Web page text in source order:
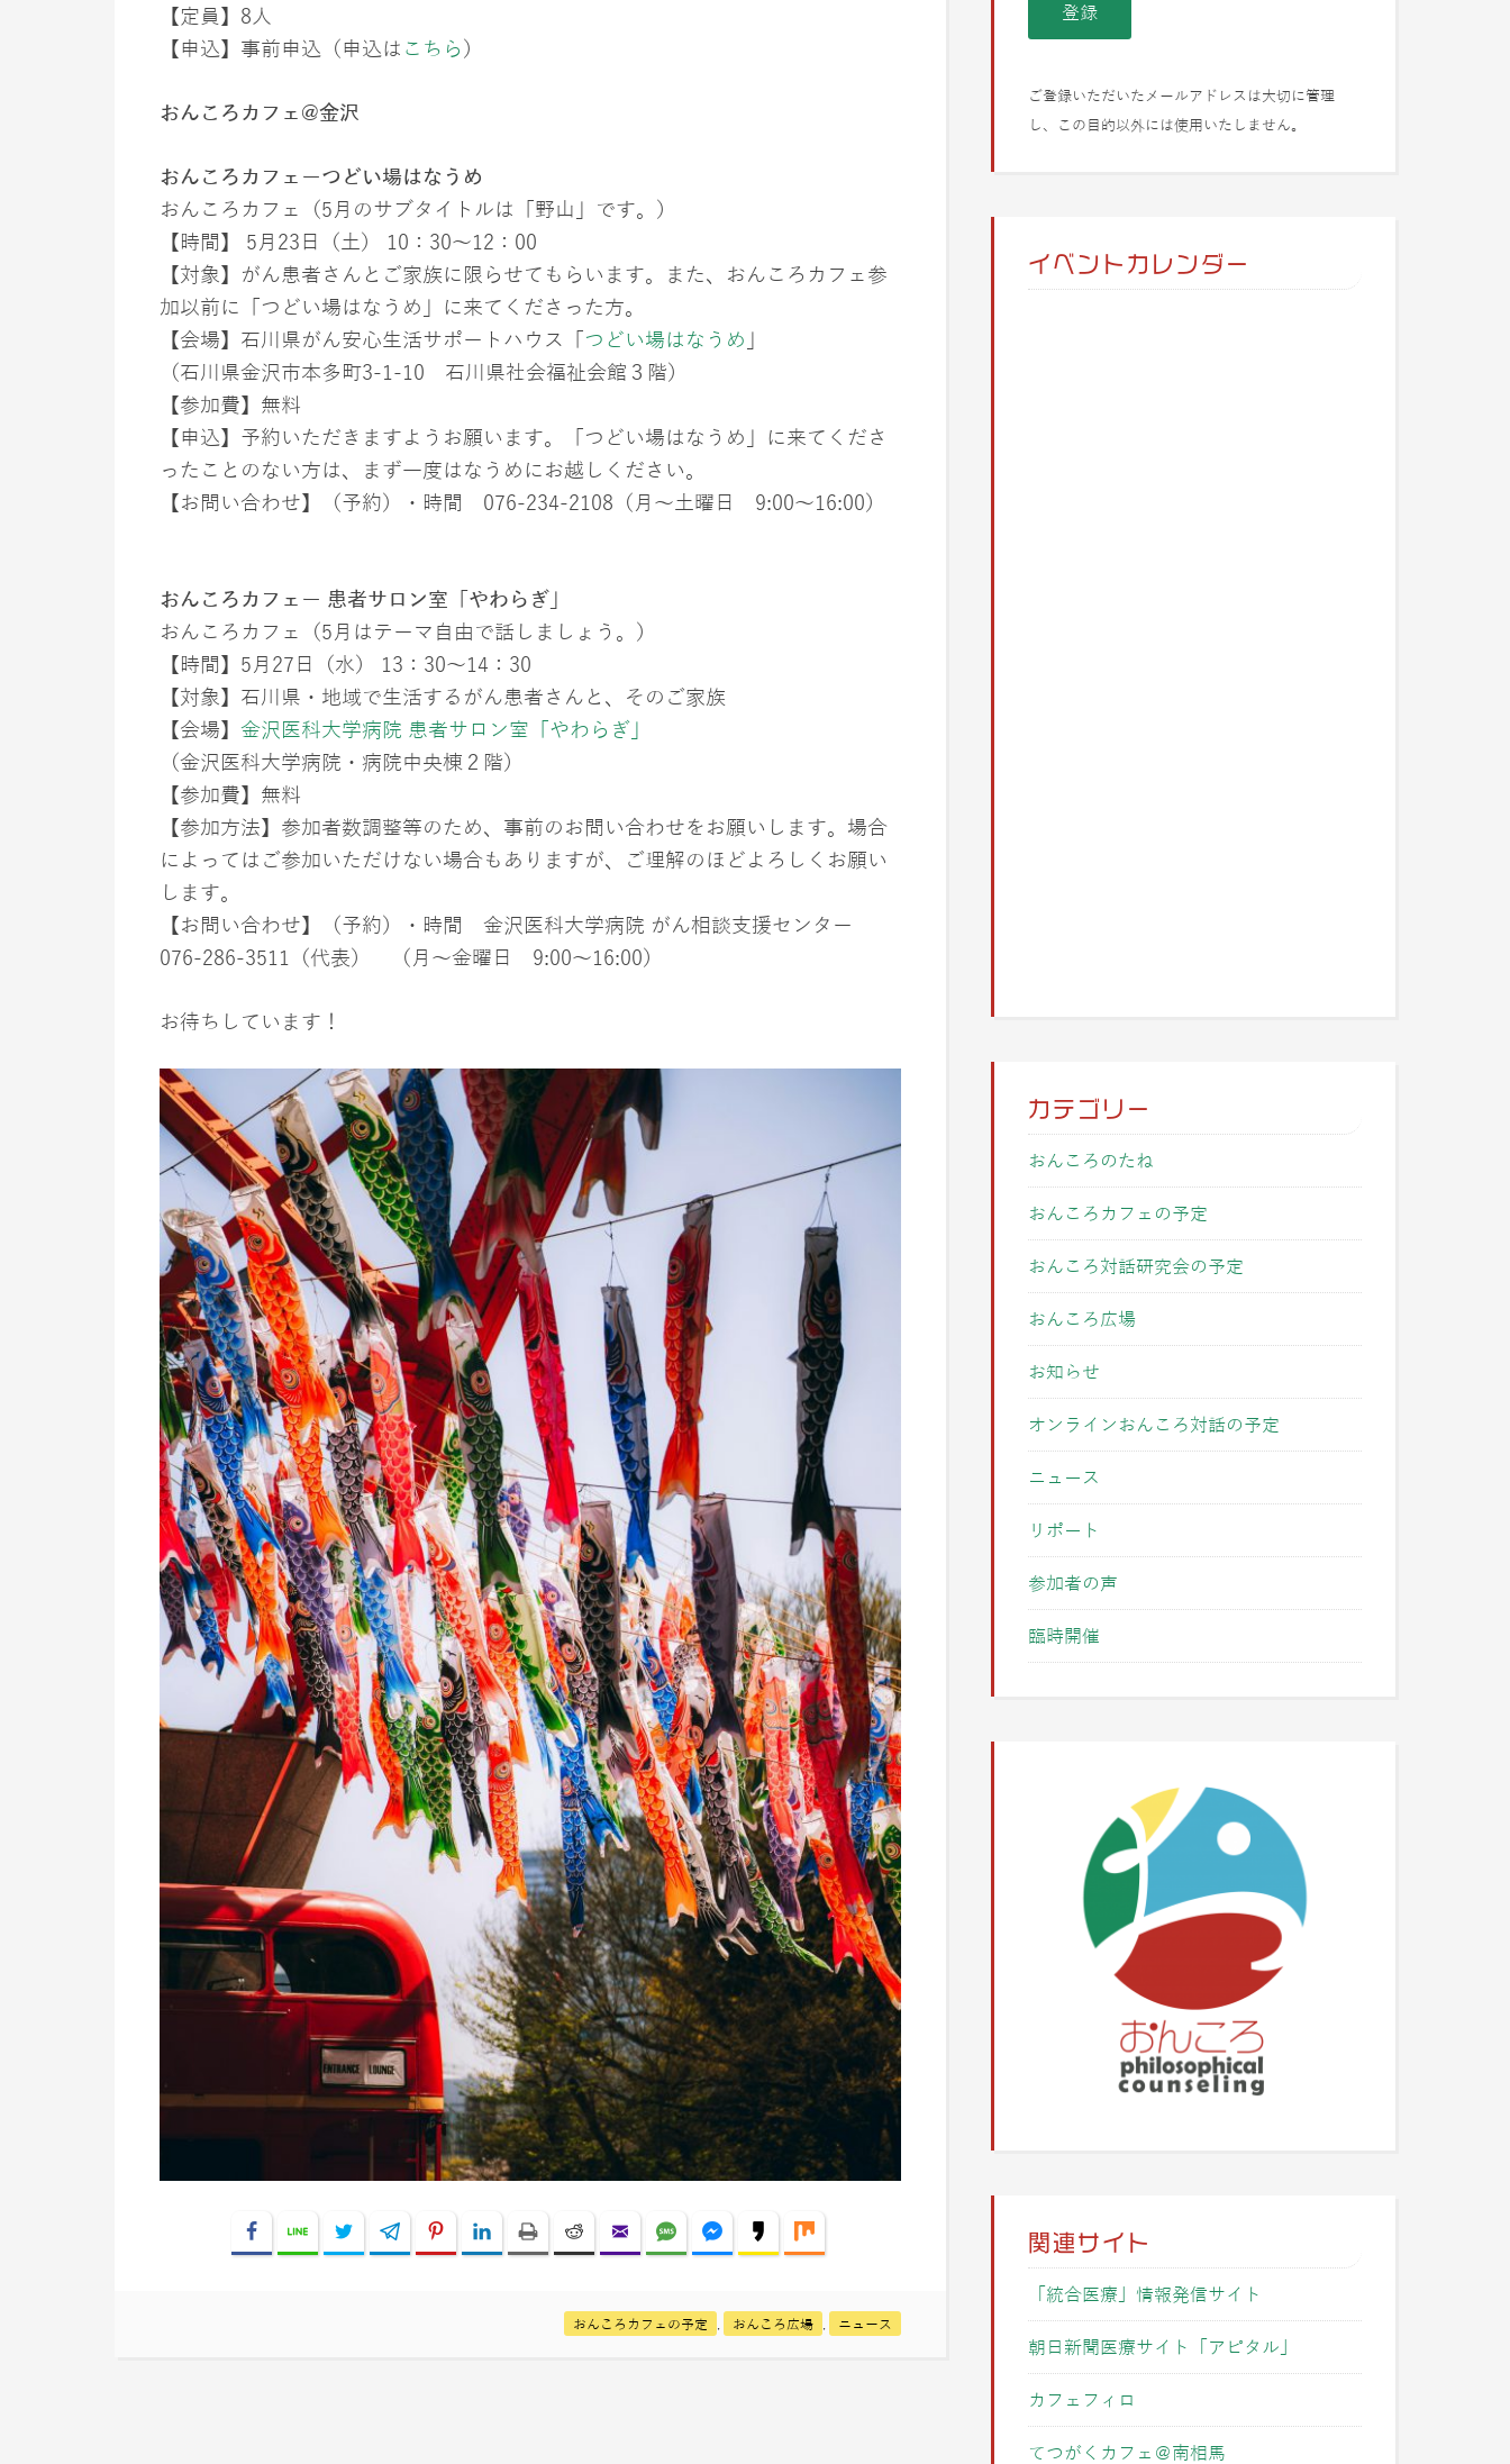
【定員】8人
【申込】事前申込（申込は こちら）
おんころカフェ@金沢
おんころカフェーつどい場はなうめ
おんころカフェ（5月のサブタイトルは「野山」です。）
【時間】 5月23日（土） 10：30～12：00
【対象】がん患者さんとご家族に限らせてもらいます。また、おんころカフェ参
加以前に「つどい場はなうめ」に来てくださった方。
【会場】石川県がん安心生活サポートハウス「つどい場はなうめ 」
（石川県金沢市本多町3-1-10 石川県社会福祉会館３階）
【参加費】無料
【申込】予約いただきますようお願います。「つどい場はなうめ」に来てくださ
ったことのない方は、まず一度はなうめにお越しください。
【お問い合わせ】（予約）・時間 076-234-2108（月〜土曜日 9:00〜16:00）
おんころカフェー 患者サロン室「やわらぎ」
おんころカフェ（5月はテーマ自由で話しましょう。）
【時間】5月27日（水） 13：30～14：30
【対象】石川県・地域で生活するがん患者さんと、そのご家族
【会場】 金沢医科大学病院 患者サロン室「やわらぎ」
（金沢医科大学病院・病院中央棟２階）
【参加費】無料
【参加方法】参加者数調整等のため、事前のお問い合わせをお願いします。場合
によってはご参加いただけない場合もありますが、ご理解のほどよろしくお願い
します。
【お問い合わせ】（予約）・時間 金沢医科大学病院 がん相談支援センター
076-286-3511（代表） （月〜金曜日 9:00〜16:00）
お待ちしています！
Facebook
Line Twitter TelegramPinterestLinkedInPrint Reddit Yahoo Mail
SMS Facebook Messenger
Kakao
おんころカフェの予定 おんころ広場 ニュース
ご登録いただいたメールアドレスは大切に管理
し、この目的以外には使用いたしません。
イベントカレンダー
カテゴリー
おんころのたね
おんころカフェの予定
おんころ対話研究会の予定
おんころ広場
お知らせ
オンラインおんころ対話の予定
ニュース
リポート
参加者の声
臨時開催
関連サイト
「統合医療」情報発信サイト
朝日新聞医療サイト「アピタル」
カフェフィロ
てつがくカフェ＠南相馬